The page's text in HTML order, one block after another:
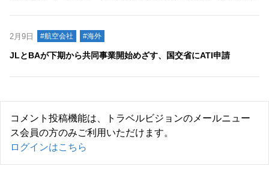
2月9日 #航空会社 #海外
JLとBAが下期から共同事業開始めざす、国交省にATI申請
コメント投稿機能は、トラベルビジョンのメールニュー
ス会員の方のみご利用いただけます。
ログインはこちら